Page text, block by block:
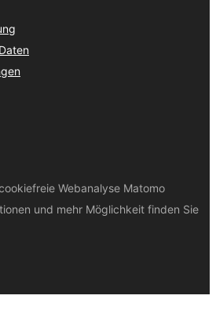
Webanalyse Matomo
und mehr Möglichkeit finden Sie